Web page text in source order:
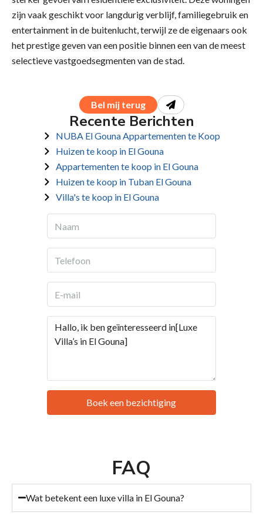
zijn vaak geschikt voor langdurig verblijf, familiegebruik en
entertainment in de buitenlucht, terwijl ze de eigenaars ook
het prestige geven van een positie binnen een van de meest
selectieve vastgoedsegmenten van de stad.
Bel mij terug
Recente Berichten
NUBA El Gouna Appartementen te Koop
Huizen te koop in El Gouna
Appartementen te koop in El Gouna
Huizen te koop in Tuban El Gouna
Villa's te koop in El Gouna
Boek een bezichtiging
FAQ
Wat betekent een luxe villa in El Gouna?